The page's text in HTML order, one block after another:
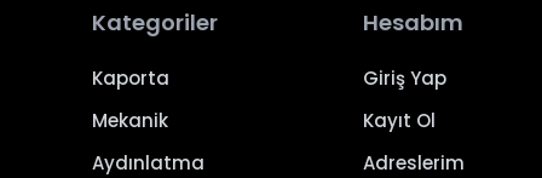
Kategoriler
Kaporta
Mekanik
Aydınlatma
Hesabım
Giriş Yap
Kayıt Ol
Adreslerim